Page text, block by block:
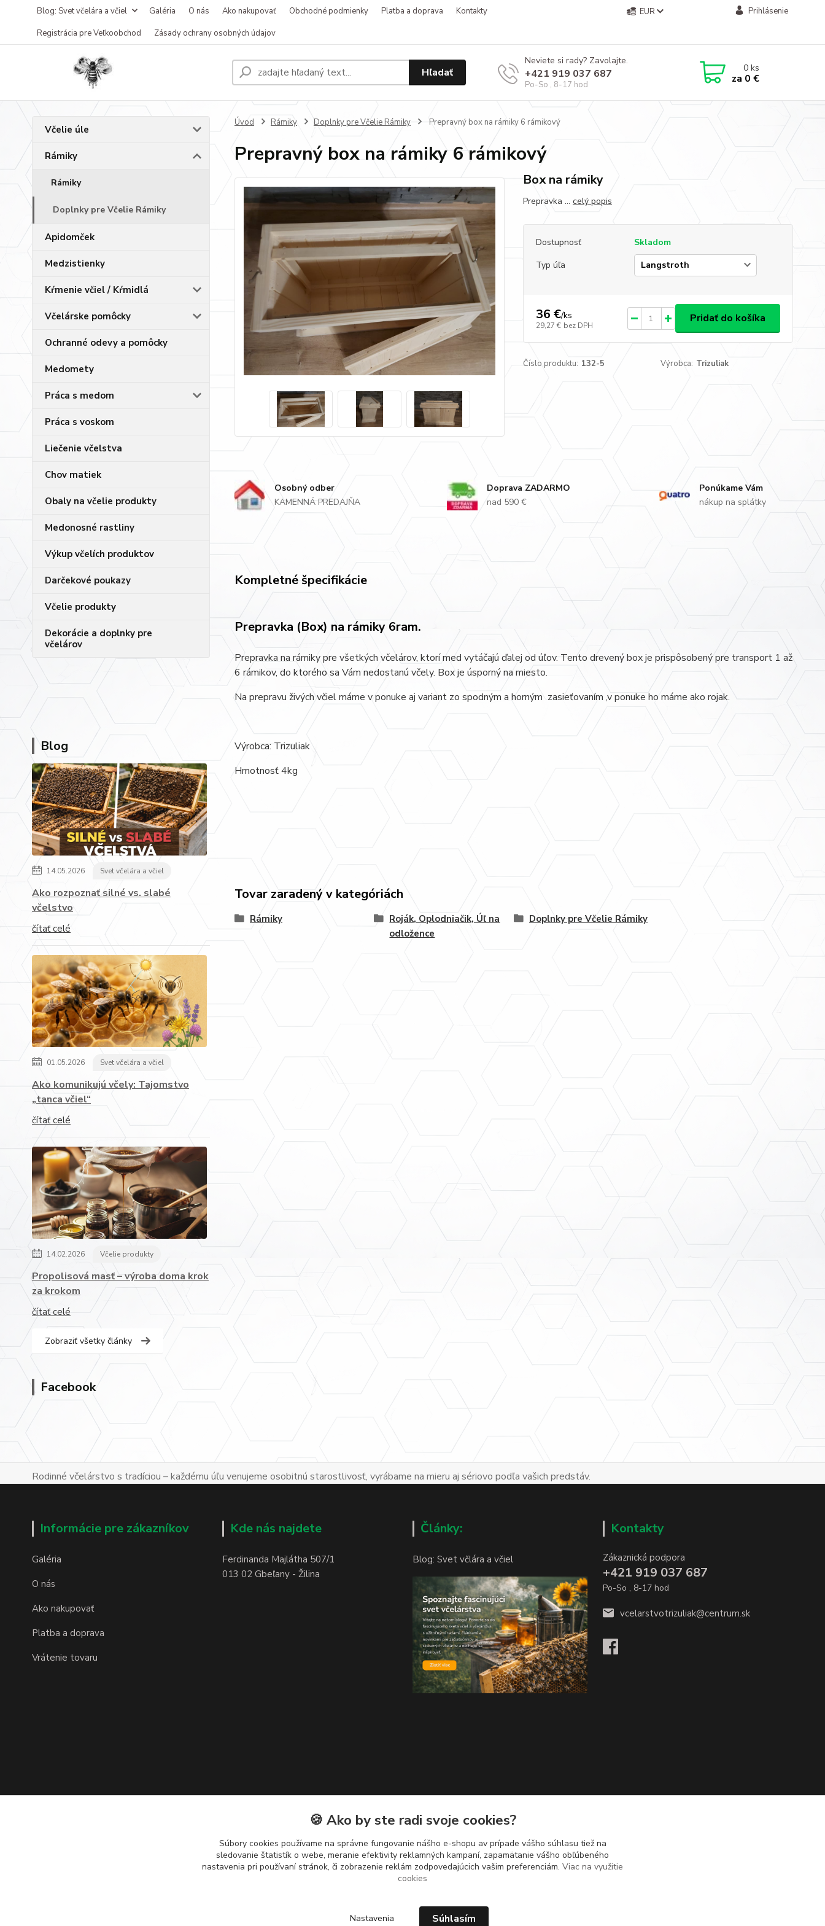
Blog: Svet včelára a včiel Galéria O nás Ako nakupovať Obchodné podmienky Platba a doprava
Kontakty
Registrácia pre Veľkoobchod
Zásady ochrany osobných údajov
EUR Prihlásenie
Hľadať
Neviete si rady? Zavolajte.
+421 919 037 687
Po-So , 8-17 hod
0ks
za 0 €
Včelie úle
Rámiky
Rámiky
Doplnky pre Včelie Rámiky
Apidomček
Medzistienky
Kŕmenie včiel / Kŕmidlá
Včelárske pomôcky
Ochranné odevy a pomôcky
Medomety
Práca s medom
Práca s voskom
Liečenie včelstva
Chov matiek
Obaly na včelie produkty
Medonosné rastliny
Výkup včelích produktov
Darčekové poukazy
Včelie produkty
Dekorácie a doplnky pre
včelárov
Blog
14.05.2026 Svet včelára a včiel
Ako rozpoznať silné vs. slabé
včelstvo
čítať celé
01.05.2026 Svet včelára a včiel
Ako komunikujú včely: Tajomstvo
„tanca včiel“
čítať celé
14.02.2026 Včelie produkty
Propolisová masť – výroba doma krok
za krokom
čítať celé
Zobraziť všetky články
Facebook
Úvod Rámiky Doplnky pre Včelie Rámiky Prepravný box na rámiky 6 rámikový
Prepravný box na rámiky 6 rámikový
Box na rámiky
Prepravka ... celý popis
Dostupnosť
Skladom
Typ úľa
36 €/ks
29,27 € bez DPH
Pridať do košíka
Číslo produktu: 132-5 Výrobca: Trizuliak
Osobný odber
KAMENNÁ PREDAJŇA
Doprava ZADARMO
nad 590 €
Ponúkame Vám
nákup na splátky
Kompletné špecifikácie
Prepravka (Box) na rámiky 6ram.
Prepravka na rámiky pre všetkých včelárov, ktorí med vytáčajú ďalej od úľov. Tento drevený box je prispôsobený pre transport 1 až
6 rámikov, do ktorého sa Vám nedostanú včely. Box je úsporný na miesto.
Na prepravu živých včiel máme v ponuke aj variant zo spodným a horným zasieťovaním ,v ponuke ho máme ako rojak.
Výrobca: Trizuliak
Hmotnosť 4kg
Tovar zaradený v kategóriách
Rámiky
Roják, Oplodniačik, Úľ na
odložence
Doplnky pre Včelie Rámiky
Rodinné včelárstvo s tradíciou – každému úľu venujeme osobitnú starostlivosť, vyrábame na mieru aj sériovo podľa vašich predstáv.
Informácie pre zákazníkov
Galéria
O nás
Ako nakupovať
Platba a doprava
Vrátenie tovaru
Kde nás najdete
Ferdinanda Majlátha 507/1
013 02 Gbeľany - Žilina
Články:
Blog: Svet včlára a včiel
Kontakty
Zákaznická podpora
+421 919 037 687
Po-So , 8-17 hod
vcelarstvotrizuliak@centrum.sk
🍪 Ako by ste radi svoje cookies?
Súbory cookies používame na správne fungovanie nášho e-shopu av prípade vášho súhlasu tiež na
sledovanie štatistík o webe, meranie efektivity reklamných kampaní, zapamätanie vášho obľúbeného
nastavenia pri používaní stránok, či zobrazenie reklám zodpovedajúcich vašim preferenciám. Viac na využitie
cookies
Nastavenia Súhlasím